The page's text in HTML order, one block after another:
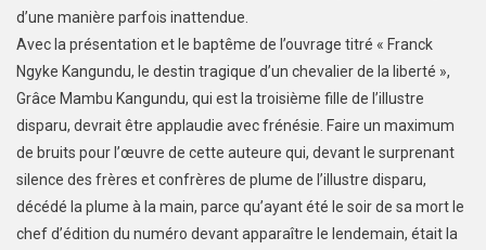
d’une manière parfois inattendue.
Avec la présentation et le baptême de l’ouvrage titré « Franck
Ngyke Kangundu, le destin tragique d’un chevalier de la liberté »,
Grâce Mambu Kangundu, qui est la troisième fille de l’illustre
disparu, devrait être applaudie avec frénésie. Faire un maximum
de bruits pour l’œuvre de cette auteure qui, devant le surprenant
silence des frères et confrères de plume de l’illustre disparu,
décédé la plume à la main, parce qu’ayant été le soir de sa mort le
chef d’édition du numéro devant apparaître le lendemain, était la